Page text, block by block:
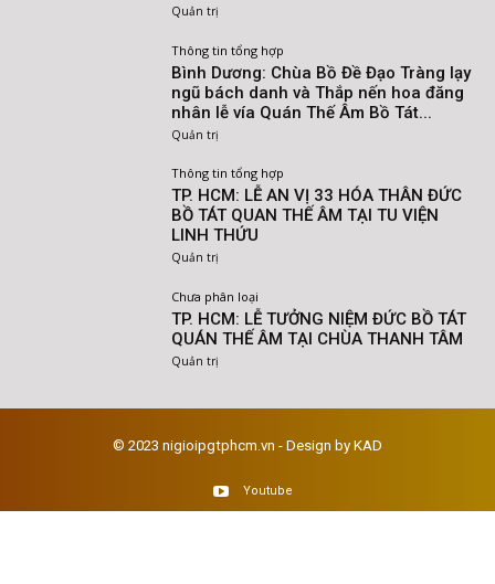
Quản trị
Thông tin tổng hợp
Bình Dương: Chùa Bồ Đề Đạo Tràng lạy
ngũ bách danh và Thắp nến hoa đăng
nhân lễ vía Quán Thế Âm Bồ Tát...
Quản trị
Thông tin tổng hợp
TP. HCM: LỄ AN VỊ 33 HÓA THÂN ĐỨC
BỒ TÁT QUAN THẾ ÂM TẠI TU VIỆN
LINH THỨU
Quản trị
Chưa phân loại
TP. HCM: LỄ TƯỞNG NIỆM ĐỨC BỒ TÁT
QUÁN THẾ ÂM TẠI CHÙA THANH TÂM
Quản trị
© 2023 nigioipgtphcm.vn - Design by KAD
Youtube